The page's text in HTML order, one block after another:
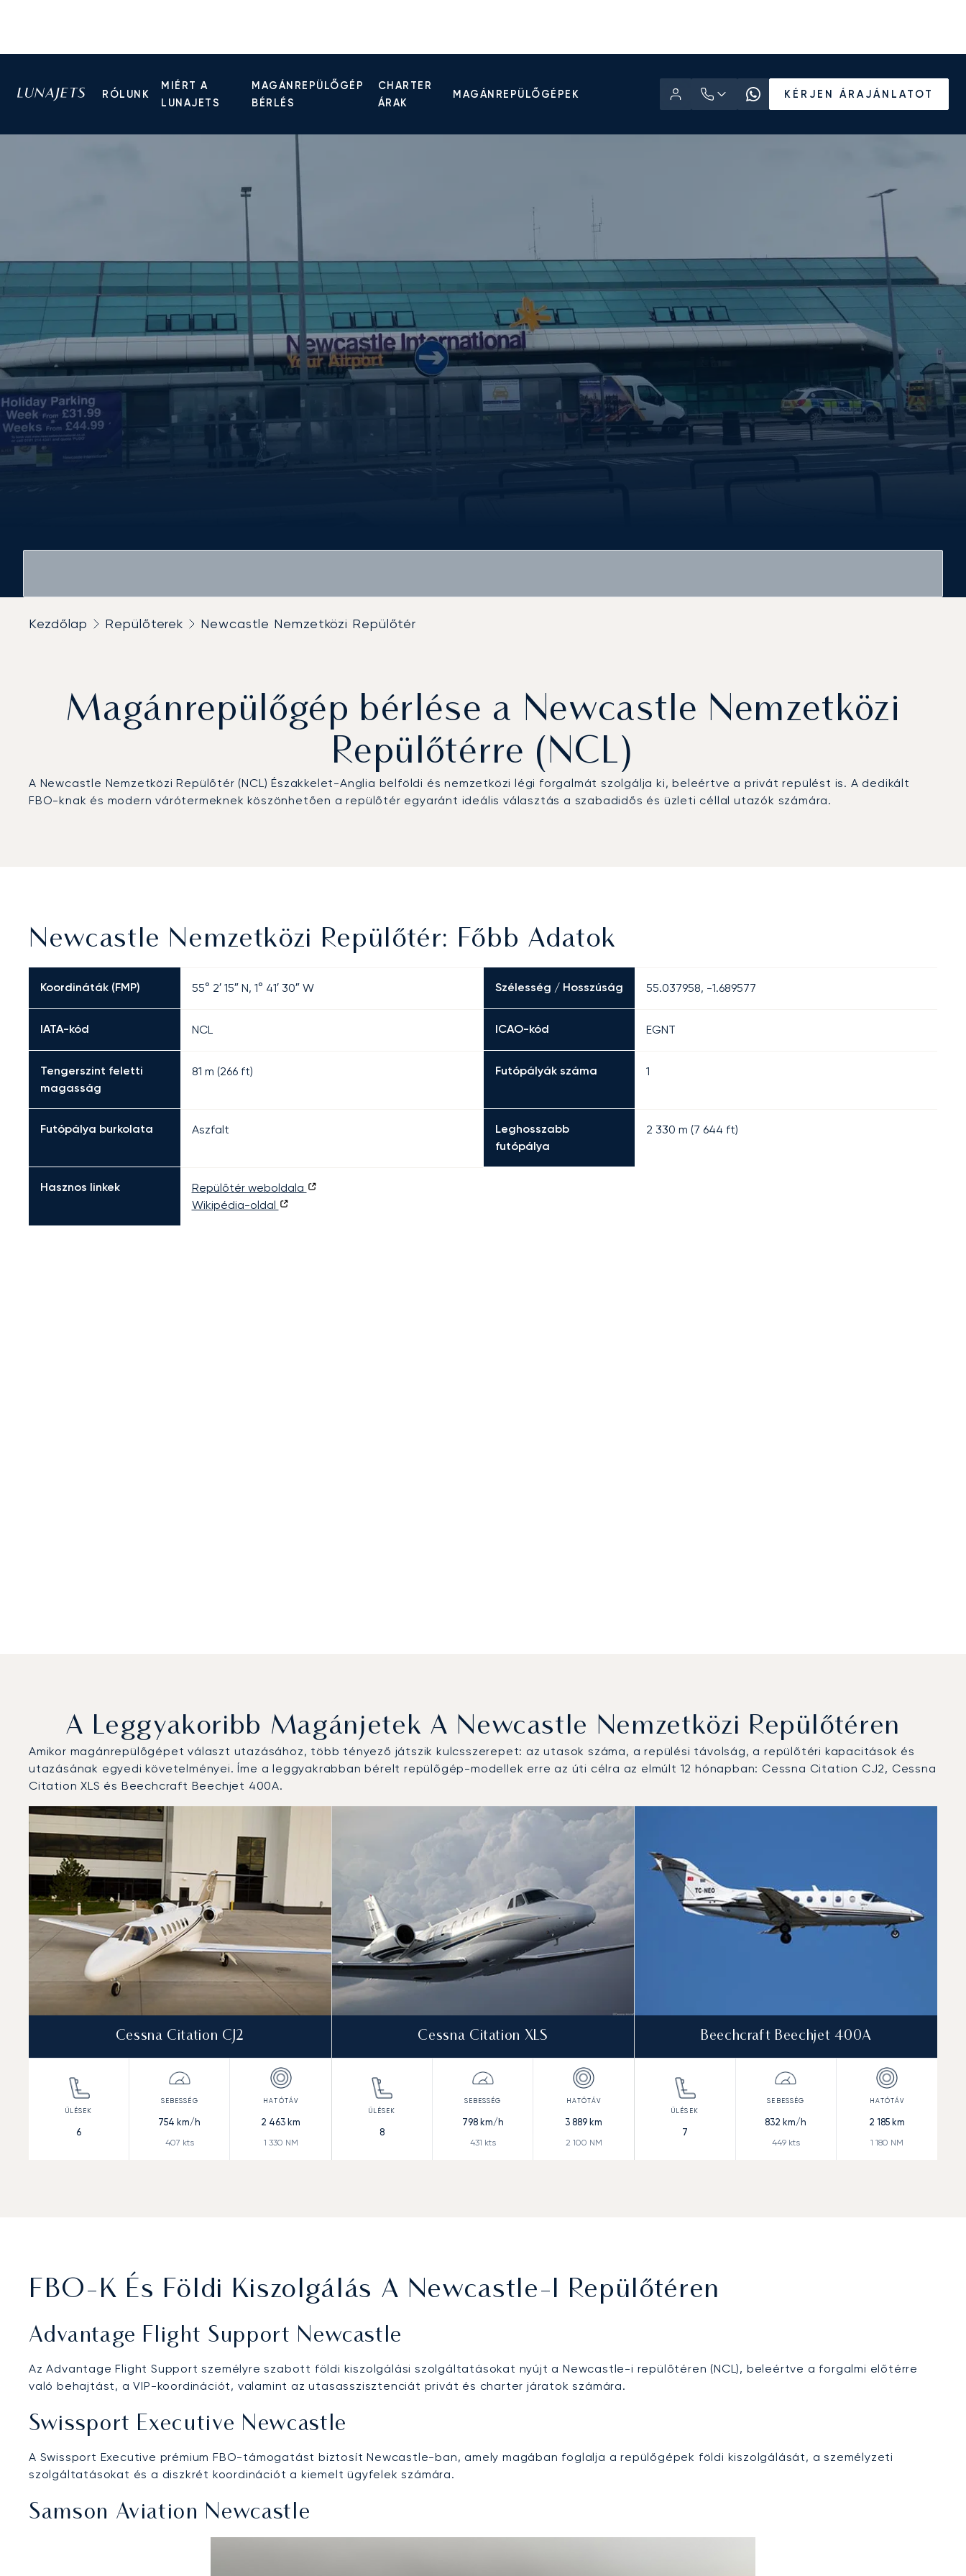
RÓLUNK
MIÉRT A
LUNAJETS
MAGÁNREPÜLŐGÉP
BÉRLÉS
CHARTER
ÁRAK
MAGÁNREPÜLŐGÉPEK KÉRJEN ÁRAJÁNLATOT
Kezdőlap Repülőterek Newcastle Nemzetközi Repülőtér
Magánrepülőgép bérlése a Newcastle Nemzetközi
Repülőtérre (NCL)
A Newcastle Nemzetközi Repülőtér (NCL) Északkelet-Anglia belföldi és nemzetközi légi forgalmát szolgálja ki, beleértve a privát repülést is. A dedikált
FBO-knak és modern várótermeknek köszönhetően a repülőtér egyaránt ideális választás a szabadidős és üzleti céllal utazók számára.
Newcastle Nemzetközi Repülőtér: Főbb Adatok
Koordináták (FMP) 55° 2′ 15″ N, 1° 41′ 30″ W Szélesség / Hosszúság 55.037958, -1.689577
IATA-kód NCL ICAO-kód EGNT
Tengerszint feletti
magasság
81 m (266 ft) Futópályák száma 1
Futópálya burkolata Aszfalt
Leghosszabb
futópálya
2 330 m (7 644 ft)
Hasznos linkek
Repülőtér weboldala
Wikipédia-oldal
A Leggyakoribb Magánjetek A Newcastle Nemzetközi Repülőtéren
Amikor magánrepülőgépet választ utazásához, több tényező játszik kulcsszerepet: az utasok száma, a repülési távolság, a repülőtéri kapacitások és
utazásának egyedi követelményei. Íme a leggyakrabban bérelt repülőgép-modellek erre az úti célra az elmúlt 12 hónapban: Cessna Citation CJ2, Cessna
Citation XLS és Beechcraft Beechjet 400A.
Newcastle Nemzetközi Repülőtér : A 3 legtöbbet repült repülőgép-típus a repülési forgalom száma alapján 2025-ben
Repülőgép fotója Repülőgép-típus
Ülőhelyek
Sebesség (km/h)
Hatótávolság (km)
Hatótávolság (NM)
Cessna Citation CJ2
6
754 km/h
407 kts
2 463 km
1 330 NM
Cessna Citation XLS
8
798km/h
431 kts
3 889 km
2 100 NM
Beechcraft Beechjet 400A
7
832 km/h
449kts
2 185km
1 180 NM
FBO-K És Földi Kiszolgálás A Newcastle-I Repülőtéren
Advantage Flight Support Newcastle
Az Advantage Flight Support személyre szabott földi kiszolgálási szolgáltatásokat nyújt a Newcastle-i repülőtéren (NCL), beleértve a forgalmi előtérre
való behajtást, a VIP-koordinációt, valamint az utasasszisztenciát privát és charter járatok számára.
Swissport Executive Newcastle
A Swissport Executive prémium FBO-támogatást biztosít Newcastle-ban, amely magában foglalja a repülőgépek földi kiszolgálását, a személyzeti
szolgáltatásokat és a diszkrét koordinációt a kiemelt ügyfelek számára.
Samson Aviation Newcastle